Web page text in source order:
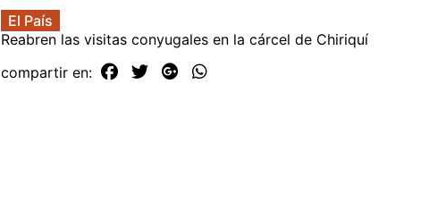
El País
Reabren las visitas conyugales en la cárcel de Chiriquí
compartir en: